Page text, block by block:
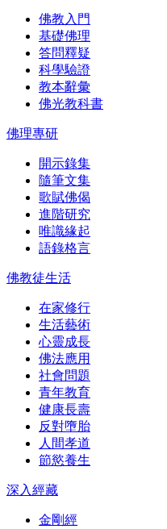
佛教入門
基礎佛理
答問釋疑
科學驗證
教本辭彙
佛光教科書
佛理專研
開示錄集
隨筆文集
歌賦佛偈
進階研究
唯識緣起
語錄格言
佛教徒生活
在家修行
生活藝術
心靈成長
佛法應用
社會問題
青年教育
健康長壽
反對墮胎
人間孝道
節慾養生
深入經藏
金剛經